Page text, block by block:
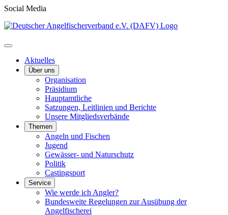
Social Media
Aktuelles
Über uns
Organisation
Präsidium
Hauptamtliche
Satzungen, Leitlinien und Berichte
Unsere Mitgliedsverbände
Themen
Angeln und Fischen
Jugend
Gewässer- und Naturschutz
Politik
Castingsport
Service
Wie werde ich Angler?
Bundesweite Regelungen zur Ausübung der
Angelfischerei